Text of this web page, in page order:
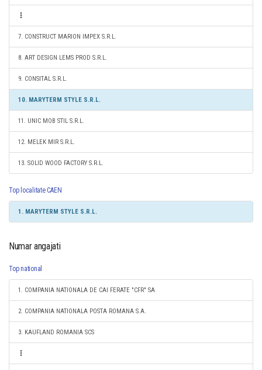
7. CONSTRUCT MARION IMPEX S.R.L.
8. ART DESIGN LEMS PROD S.R.L.
9. CONSITAL S.R.L.
10. MARYTERM STYLE S.R.L.
11. UNIC MOB STIL S.R.L.
12. MELEK MIR S.R.L.
13. SOLID WOOD FACTORY S.R.L.
Top localitate CAEN
1. MARYTERM STYLE S.R.L.
Numar angajati
Top national
1. COMPANIA NATIONALA DE CAI FERATE "CFR" SA
2. COMPANIA NATIONALA POSTA ROMANA S.A.
3. KAUFLAND ROMANIA SCS